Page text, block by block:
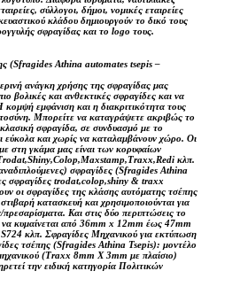
σύλλογοι, δήμοι, νομικές εταιρείες
κλάδου δημιουργούν το δικό τους
σφραγίδας και το logo τους.
(Sfragides Athina automates tsepis –
ανάγκη χρήσης της σφραγίδας μας
βολικές και ανθεκτικές σφραγίδες και να
εμφάνιση και η διακριτικότητα τους
Μπορείτε να καταγράψετε ακριβώς το
σφραγίδα, σε συνδυασμό με το
εύκολα και χωρίς να καταλαμβάνουν χώρο. Οι
στη γκάμα μας είναι των κορυφαίων
κλπ.
σφραγίδες (Sfragides Athina
σφραγίδες trodat,colop,shiny & traxx
οι σφραγίδες της κλάσης αυτόματης τσέπης
κατασκευή και χρησιμοποιούνται για
Και στις δύο περιπτώσεις το
κυμαίνεται από 36mm x 12mm έως 47mm
κλπ. Σφραγίδες Μηχανικού για εκτύπωση
τσέπης (Sfragides Athina Tsepis): μοντέλο
(Traxx 8mm X 3mm με πλαίσιο)
την ειδική κατηγορία Πολιτικών